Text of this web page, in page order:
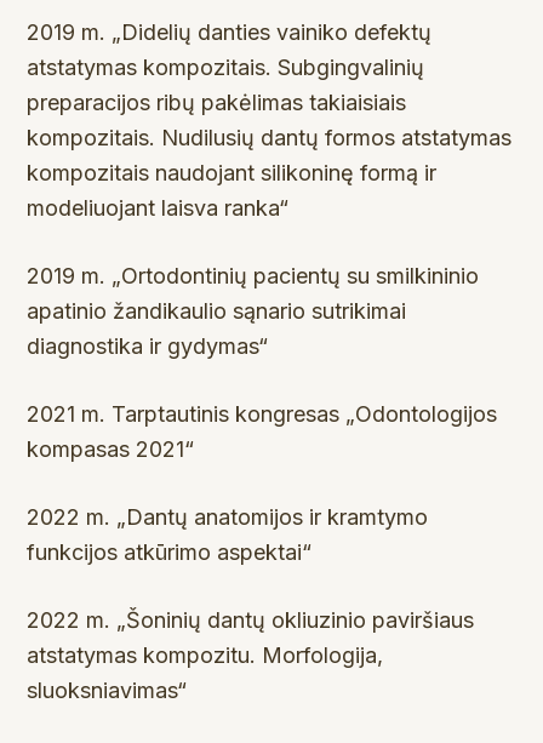
2019 m. „Didelių danties vainiko defektų
atstatymas kompozitais. Subgingvalinių
preparacijos ribų pakėlimas takiaisiais
kompozitais. Nudilusių dantų formos atstatymas
kompozitais naudojant silikoninę formą ir
modeliuojant laisva ranka“
2019 m. „Ortodontinių pacientų su smilkininio
apatinio žandikaulio sąnario sutrikimai
diagnostika ir gydymas“
2021 m. Tarptautinis kongresas „Odontologijos
kompasas 2021“
2022 m. „Dantų anatomijos ir kramtymo
funkcijos atkūrimo aspektai“
2022 m. „Šoninių dantų okliuzinio paviršiaus
atstatymas kompozitu. Morfologija,
sluoksniavimas“